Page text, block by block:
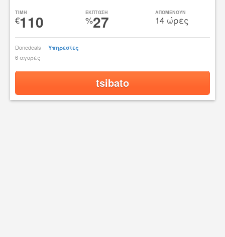
TIMH
€110 ΕΚΠΤΩΣΗ
%27 ΑΠΟΜΕΝΟΥΝ
14 ώρες
Donedeals Υπηρεσίες
6 αγορές
tsibato